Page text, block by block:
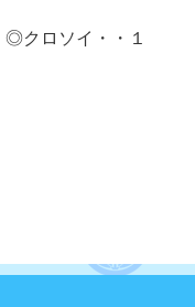
ロソイ・・１